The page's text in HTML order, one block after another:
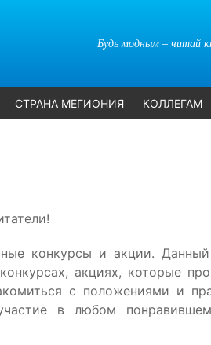
Будь модным – читай
СТРАНА МЕГИОНИЯ КОЛЛЕГАМ
конкурсы и акции. Данный
акциях, которые
с положениями и
в любом